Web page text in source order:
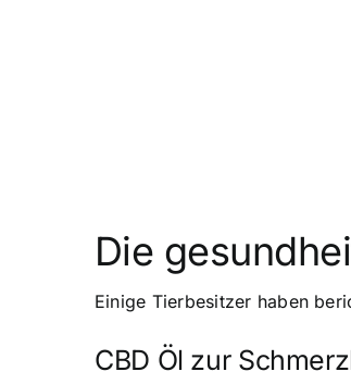
Die
Einige Tierbesitzer haben
CBD Öl zur